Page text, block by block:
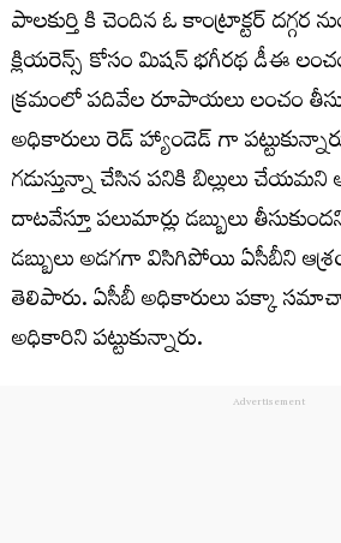
పాలకుర్తి కి చెందిన ఓ కాంట్రాక్టర్ దగ్గర
క్లియరెన్స్ కోసం మిషన్ భగీరథ డీఈ
క్రమంలో పదివేల రూపాయలు లంచం
అధికారులు రెడ్ హ్యాండెడ్ గా
గడుస్తున్నా చేసిన పనికి బిల్లులు
దాటవేస్తూ పలుమార్లు డబ్బులు
డబ్బులు అడగగా విసిగిపోయి ఏసీబీని
తెలిపారు. ఏసీబీ అధికారులు పక్కా
అధికారిని పట్టుకున్నారు.